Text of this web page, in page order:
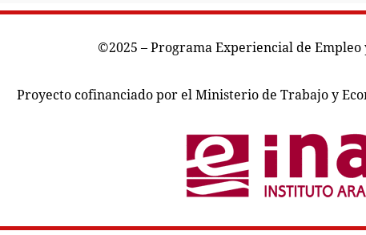
©2025 – Programa Experiencial de Empleo
Proyecto cofinanciado por el Ministerio de Trabajo y